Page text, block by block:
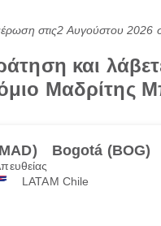
στις2 Αυγούστου 2026
και
Μαδρίτης
Bogotá (BOG)
LATAM Chile